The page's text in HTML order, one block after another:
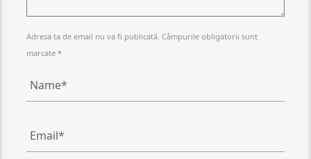
Adresa ta de email nu va fi publicată. Câmpurile obligatorii sunt
marcate *